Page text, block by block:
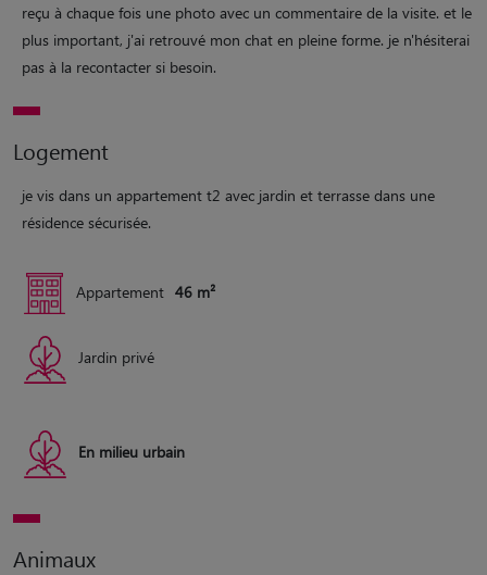
reçu à chaque fois une photo avec un commentaire de la visite. et le
plus important, j'ai retrouvé mon chat en pleine forme. je n'hésiterai
pas à la recontacter si besoin.
Logement
je vis dans un appartement t2 avec jardin et terrasse dans une
résidence sécurisée.
Appartement 46 m²
Jardin privé
En milieu urbain
Animaux